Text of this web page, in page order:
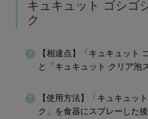
キュキュット ゴシゴ
ク
【相違点】「キュキュット
と「キュキュット クリア泡
【使用方法】「キュキュッ
ク」を食器にスプレーした